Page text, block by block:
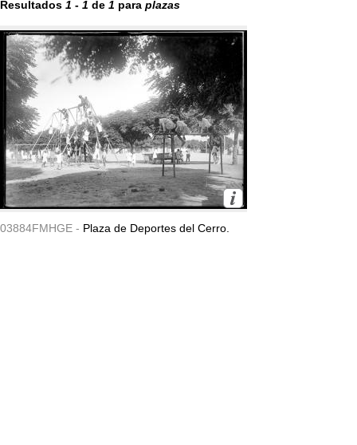
Resultados 1 - 1 de 1 para plazas
03884FMHGE - Plaza de Deportes del Cerro.